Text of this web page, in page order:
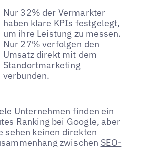
Nur 32% der Vermarkter
haben klare KPIs festgelegt,
um ihre Leistung zu messen.
Nur 27% verfolgen den
Umsatz direkt mit dem
Standortmarketing
verbunden.
Unternehmen finden ein
Ranking bei Google, aber
sehen keinen direkten
zwischen SEO-